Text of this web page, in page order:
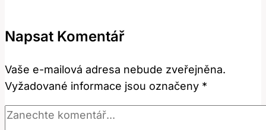
v
Českém
Slovníku?
Napsat Komentář
Vaše e-mailová adresa nebude zveřejněna.
Vyžadované informace jsou označeny *